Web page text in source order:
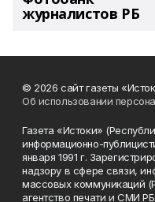
журналистов РБ
© 2026 сайт газеты
Об использовании
Газета «Истоки»
информационно-
января 1991 г.
надзору в сфере связи,
массовых
агентство печати и СМИ